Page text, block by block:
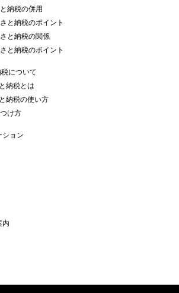
納税の併用
と納税のポイント
と納税の関係
と納税のポイント
について
納税とは
納税の使い方
け方
ション
内